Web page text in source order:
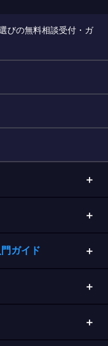
びの無料相談受付・ガ
ガイド